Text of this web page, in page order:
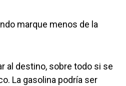
marque menos de la
al destino, sobre todo si se
La gasolina podría ser